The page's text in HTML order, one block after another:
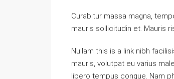
Curabitur massa magna,
mauris sollicitudin et. Mauris
Nullam this is a link nibh
mauris, volutpat eu varius
libero tempus congue. Nam